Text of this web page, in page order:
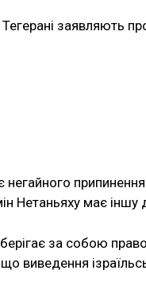
заявляють
припинення
Нетаньяху має іншу
за собою
виведення